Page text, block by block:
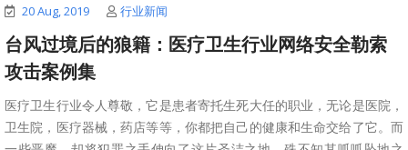
20 Aug, 2019 行业新闻
台风过境后的狼籍：医疗卫生行业网络安全勒索
攻击案例集
医疗卫生行业令人尊敬，它是患者寄托生死大任的职业，无论是医院，
卫生院，医疗器械，药店等等，你都把自己的健康和生命交给了它。而